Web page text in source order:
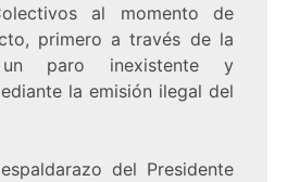
al momento de
primero a través de la
paro inexistente y
la emisión ilegal del
del Presidente